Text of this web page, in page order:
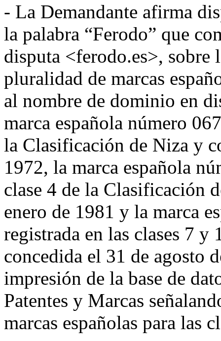
- La Demandante afirma
la palabra “Ferodo” que
disputa <ferodo.es>, sobre
pluralidad de marcas
al nombre de dominio en
marca española número
la Clasificación de Niza y
1972, la marca española
clase 4 de la Clasificación
enero de 1981 y la marca
registrada en las clases 7
concedida el 31 de agosto
impresión de la base de
Patentes y Marcas
marcas españolas para las